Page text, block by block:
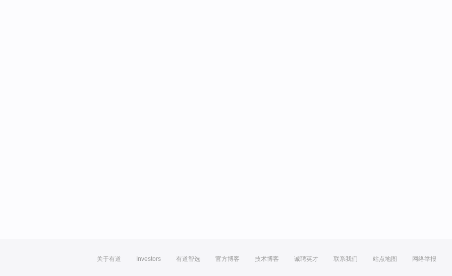
关于有道 Investors 有道智选 官方博客 技术博客 诚聘英才 联系我们 站点地图 网络举报